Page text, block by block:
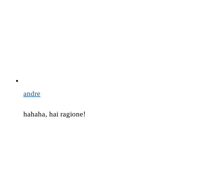
andre
hahaha, hai ragione!